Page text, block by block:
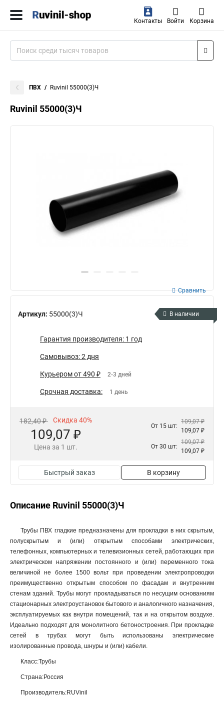
Контакты Войти Корзина
ПВХ Ruvinil 55000(3)Ч
Ruvinil 55000(3)Ч
Артикул: 55000(3)Ч
Сравнить
В наличии
Гарантия производителя: 1 год
Самовывоз: 2 дня
Курьером от 490 ₽ 2-3 дней
Срочная доставка: 1 день
182,40 ₽ Скидка 40%
109,07 ₽
Цена за 1 шт.
От 15 шт:
109,07 ₽
109,07 ₽
От 30 шт:
109,07 ₽
109,07 ₽
Быстрый заказ В корзину
Описание Ruvinil 55000(3)Ч
Трубы ПВХ гладкие предназначены для прокладки в них скрытым,
полускрытым и (или) открытым способами электрических,
телефонных, компьютерных и телевизионных сетей, работающих при
электрическом напряжении постоянного и (или) переменного тока
величиной не более 1500 вольт при проведении электропроводки
преимущественно открытым способом по фасадам и внутренним
стенам зданий. Трубы могут прокладываться по несущим основаниям
стационарных электроустановок бытового и аналогичного назначения,
эксплуатируемых как внутри помещений, так и на открытом воздухе.
Идеально подходят для монолитного бетоностроения. При прокладке
сетей в трубах могут быть использованы электрические
изолированные провода, шнуры и (или) кабели.
Класс:Трубы
Страна:Россия
Производитель:RUVinil